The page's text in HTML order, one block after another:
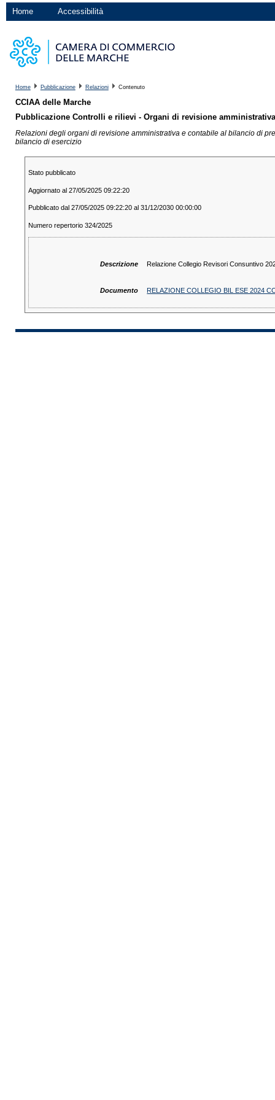
Home Accessibilità
Home Pubblicazione Relazioni Contenuto
CCIAA delle Marche
Pubblicazione Controlli e rilievi - Organi di revisione
Relazioni degli organi di revisione amministrativa e contabile al bilancio di
bilancio di esercizio
Stato pubblicato
Aggiornato al 27/05/2025 09:22:20
Pubblicato dal 27/05/2025 09:22:20 al 31/12/2030 00:00:00
Numero repertorio 324/2025
Descrizione Relazione Collegio Revisori Consuntivo
Documento RELAZIONE COLLEGIO BIL ESE 2024